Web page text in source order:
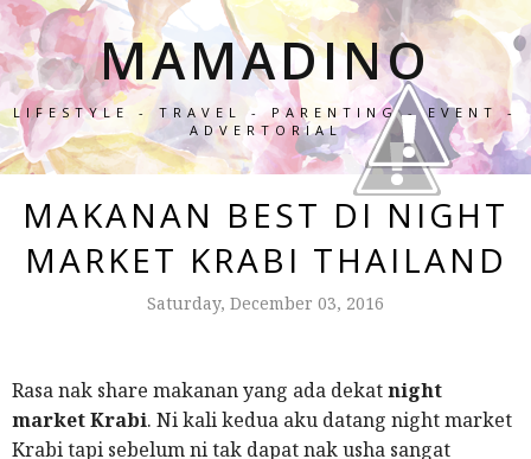
MAMADINO
LIFESTYLE - TRAVEL - PARENTING - EVENT -
ADVERTORIAL
MAKANAN BEST DI NIGHT
MARKET KRABI THAILAND
Saturday, December 03, 2016
Rasa nak share makanan yang ada dekatnight
market Krabi. Ni kali kedua aku datang night market
Krabi tapi sebelum ni tak dapat nak usha sangat